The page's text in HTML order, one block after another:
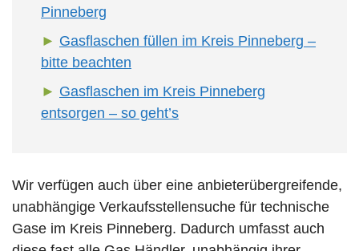
Pinneberg
Gasflaschen füllen im Kreis Pinneberg –
bitte beachten
Gasflaschen im Kreis Pinneberg
entsorgen – so geht’s
Wir verfügen auch über eine anbieterübergreifende,
unabhängige Verkaufsstellensuche für technische
Gase im Kreis Pinneberg. Dadurch umfasst auch